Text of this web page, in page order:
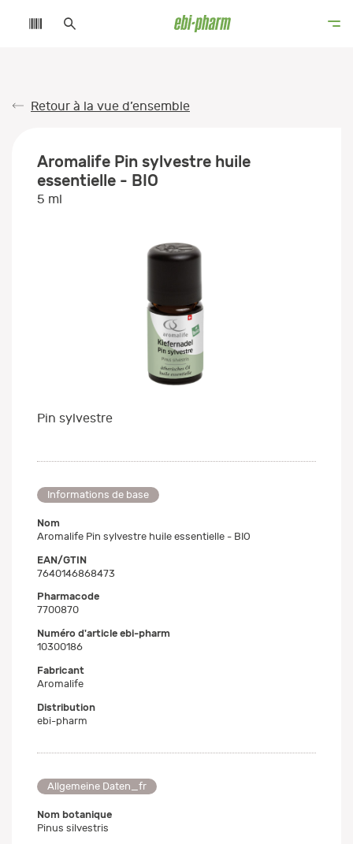
Retour à la vue d’ensemble
Aromalife Pin sylvestre huile
essentielle - BIO
5 ml
Pin sylvestre
Informations de base
Nom
Aromalife Pin sylvestre huile essentielle - BIO
EAN/GTIN
7640146868473
Pharmacode
7700870
Numéro d'article ebi-pharm
10300186
Fabricant
Aromalife
Distribution
ebi-pharm
Allgemeine Daten_fr
Nom botanique
Pinus silvestris